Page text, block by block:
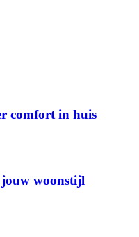
comfort in huis
jouw woonstijl